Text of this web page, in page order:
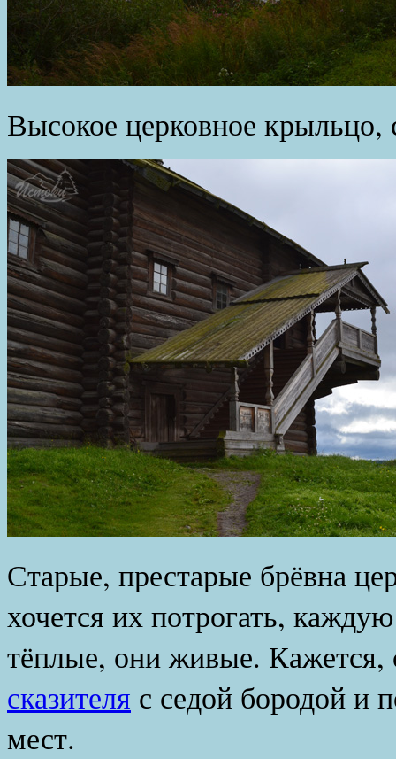
Высокое церковное крыльцо,
Старые, престарые брёвна
хочется их потрогать,
тёплые, они живые. Кажется,
сказителя с седой бородой и
мест.